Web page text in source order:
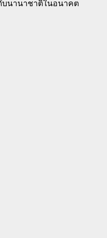
นานาชาติในอนาคต